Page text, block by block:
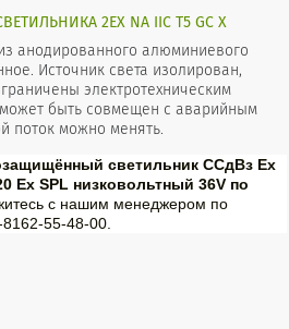
2EX NA IIC T5 GC X
анодированного алюминиевого
Источник света изолирован,
электротехническим
может быть совмещен с аварийным
поток можно менять.
светильник ССдВз Ех
Ех SPL низковольтный 36V по
с нашим менеджером по
55-48-00.